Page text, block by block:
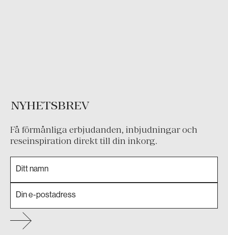
NYHETSBREV
Få förmånliga erbjudanden, inbjudningar och
reseinspiration direkt till din inkorg.